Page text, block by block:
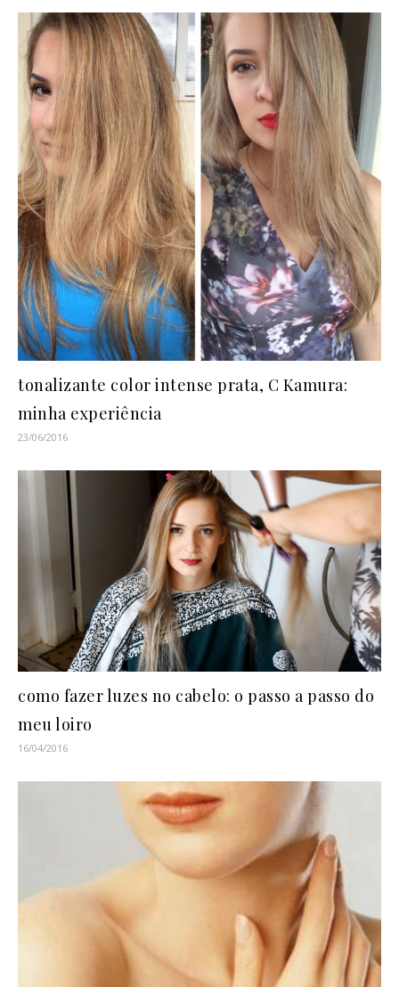
tonalizante color intense prata, C Kamura:
minha experiência
23/06/2016
como fazer luzes no cabelo: o passo a passo do
meu loiro
16/04/2016